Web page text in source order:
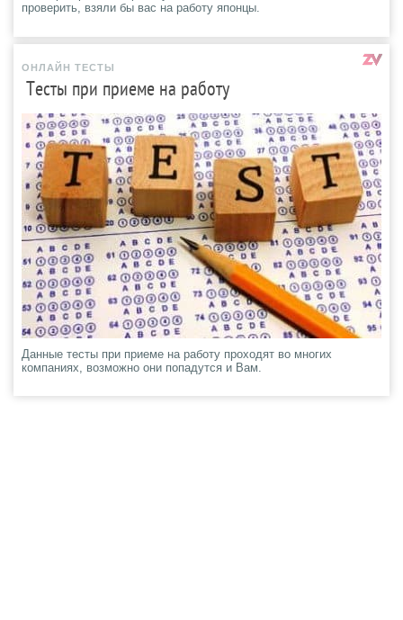
проверить, взяли бы вас на работу японцы.
ОНЛАЙН ТЕСТЫ
Тесты при приеме на работу
Данные тесты при приеме на работу проходят во многих
компаниях, возможно они попадутся и Вам.